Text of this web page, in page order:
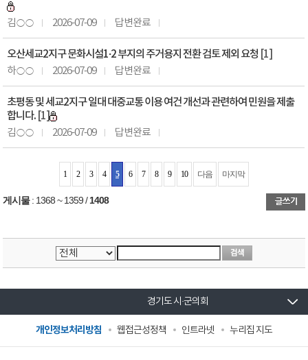
김○○ 2026-07-09 답변완료
오산세교2지구 문화시설1·2 부지의 주거용지 전환 검토 제외 요청 [1]
하○○ 2026-07-09 답변완료
초평동 및 세교2지구 일대 대중교통 이용 여건 개선과 관련하여 민원을 제출
합니다. [1]
김○○ 2026-07-09 답변완료
1 2 3 4 5 6 7 8 9 10 다음 마지막
게시물: 1368 ~ 1359 /1408
경기도 시·군의회
개인정보처리방침 웹접근성정책 인트라넷 누리집 지도